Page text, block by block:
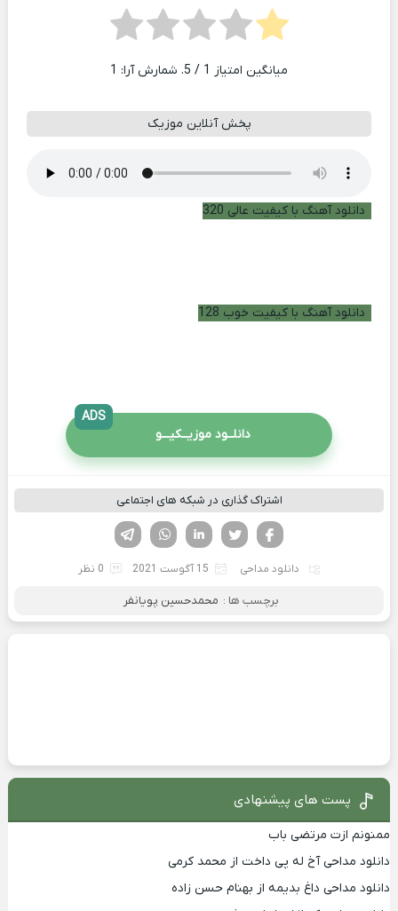
میانگین امتیاز 1 / 5. شمارش آرا: 1
پخش آنلاین موزیک
دانلود آهنگ با کیفیت عالی 320
دانلود آهنگ با کیفیت خوب 128
دانلــود موزیــکیـــو
ADS
اشتراک گذاری در شبکه های اجتماعی
لینکدین تویتر
فیسوک
دانلود مداحی 15 آگوست 2021 0 نظر
برچسب ها : محمدحسین پویانفر
پست های پیشنهادی
ممنونم ازت مرتضی باب
دانلود مداحی آخ له پی داخت از محمد کرمی
دانلود مداحی داغ بدیمه از بهنام حسن زاده